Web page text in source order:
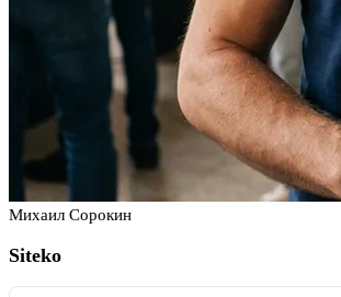
Михаил Сорокин
Siteko